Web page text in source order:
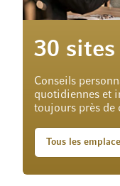
30 sites
Conseils
quotidiennes et
toujours près de
Tous les